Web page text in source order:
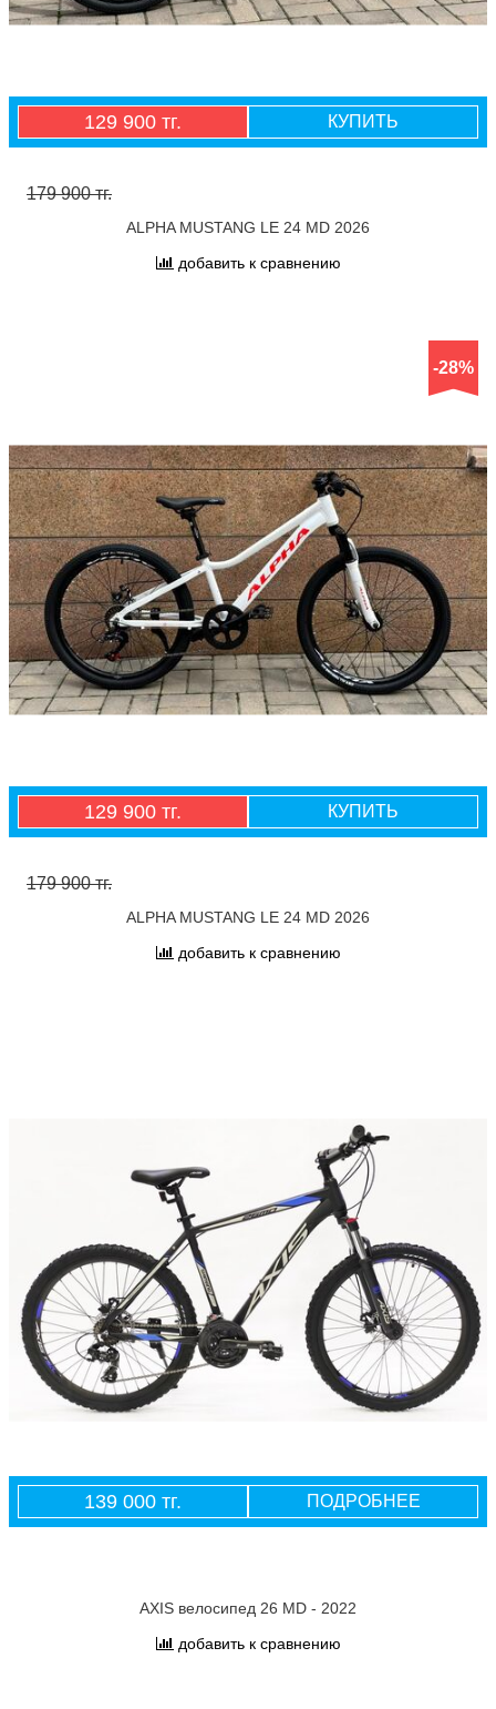
129 900 тг. КУПИТЬ
179 900 тг.
ALPHA MUSTANG LE 24 MD 2026
добавить к сравнению
-28%
129 900 тг. КУПИТЬ
179 900 тг.
ALPHA MUSTANG LE 24 MD 2026
добавить к сравнению
139 000 тг. ПОДРОБНЕЕ
AXIS велосипед 26 MD - 2022
добавить к сравнению